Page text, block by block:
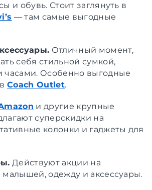
и обувь. Стоит заглянуть в
— там самые выгодные
Отличный момент,
себя стильной сумкой,
часами. Особенно выгодные
вCoach Outlet.
и другие крупные
суперскидки на
колонки и гаджеты для
Действуют акции на
малышей, одежду и аксессуары.